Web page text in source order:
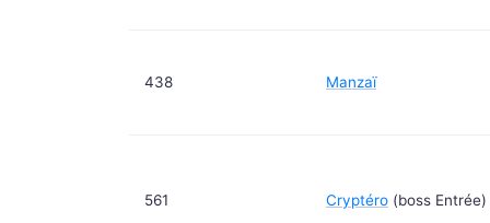
438 Manzaï
561 Cryptéro (boss Entrée)